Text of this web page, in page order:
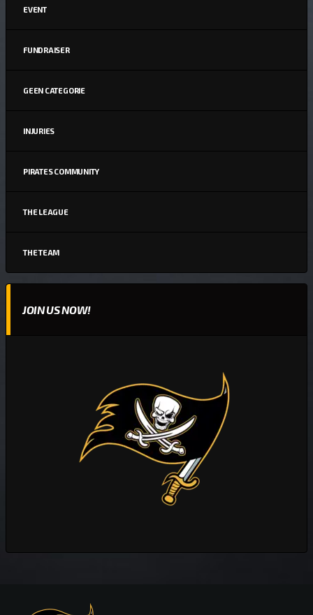
EVENT
FUNDRAISER
GEEN CATEGORIE
INJURIES
PIRATES COMMUNITY
THE LEAGUE
THE TEAM
JOIN US NOW!